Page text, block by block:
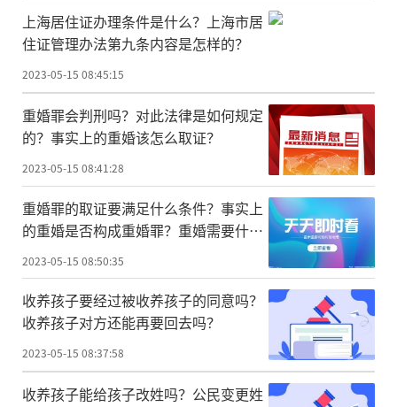
上海居住证办理条件是什么？上海市居
住证管理办法第九条内容是怎样的？
2023-05-15 08:45:15
重婚罪会判刑吗？对此法律是如何规定
的？事实上的重婚该怎么取证？
2023-05-15 08:41:28
重婚罪的取证要满足什么条件？事实上
的重婚是否构成重婚罪？重婚需要什么
2023-05-15 08:50:35
收养孩子要经过被收养孩子的同意吗？
收养孩子对方还能再要回去吗？
2023-05-15 08:37:58
收养孩子能给孩子改姓吗？公民变更姓